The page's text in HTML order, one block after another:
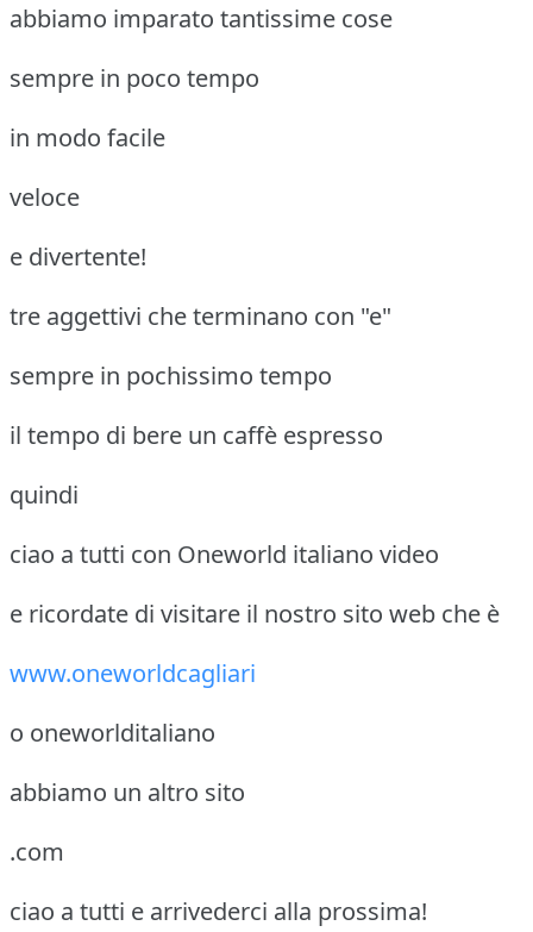
abbiamo imparato tantissime cose
sempre in poco tempo
in modo facile
veloce
e divertente!
tre aggettivi che terminano con "e"
sempre in pochissimo tempo
il tempo di bere un caffè espresso
quindi
ciao a tutti con Oneworld italiano video
e ricordate di visitare il nostro sito web che è
www.oneworldcagliari
o oneworlditaliano
abbiamo un altro sito
.com
ciao a tutti e arrivederci alla prossima!